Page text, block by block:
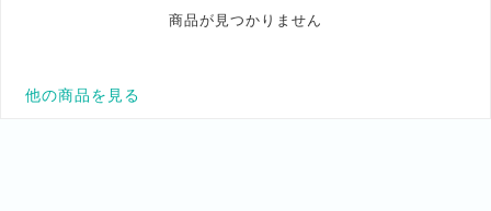
商品が見つかりません
他の商品を見る